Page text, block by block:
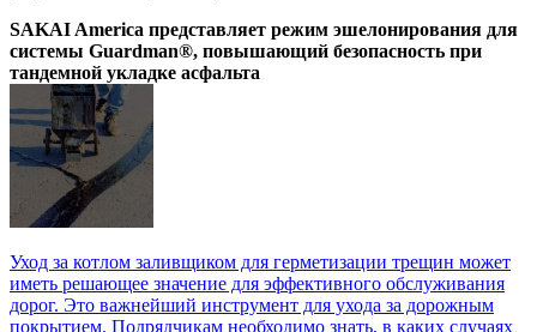
SAKAI America представляет режим эшелонирования для
системы Guardman®, повышающий безопасность при
тандемной укладке асфальта
Уход за котлом заливщиком для герметизации трещин может
иметь решающее значение для эффективного обслуживания
дорог. Это важнейший инструмент для ухода за дорожным
покрытием. Подрядчикам необходимо знать, в каких случаях